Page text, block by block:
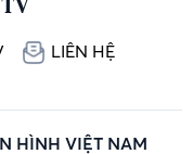
LIÊN HỆ
HÌNH VIỆT NAM